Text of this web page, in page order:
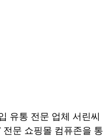
유통 전문 업체 서린씨
문 쇼핑몰 컴퓨존을 통